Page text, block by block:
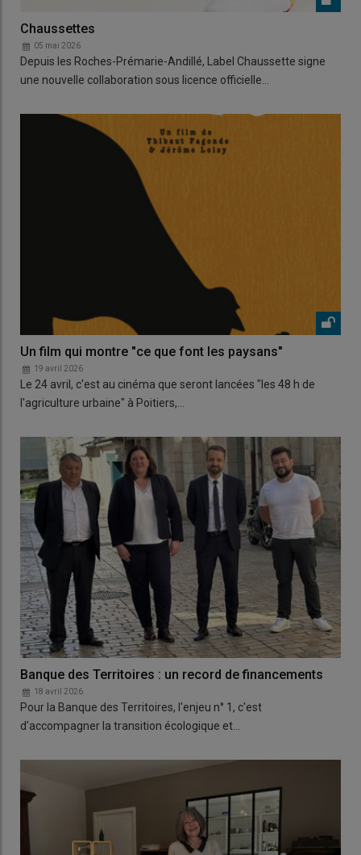
Chaussettes
05 mai 2026
Depuis les Roches-Prémarie-Andillé, Label Chaussette signe
une nouvelle collaboration sous licence officielle…
Un film qui montre "ce que font les paysans"
19 avril 2026
Le 24 avril, c'est au cinéma que seront lancées "les 48 h de
l'agriculture urbaine" à Poitiers,…
Banque des Territoires : un record de financements
18 avril 2026
Pour la Banque des Territoires, l'enjeu n° 1, c'est
d'accompagner la transition écologique et…